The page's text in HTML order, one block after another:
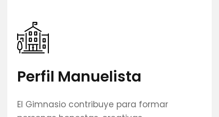
Perfil Manuelista
El Gimnasio contribuye para formar